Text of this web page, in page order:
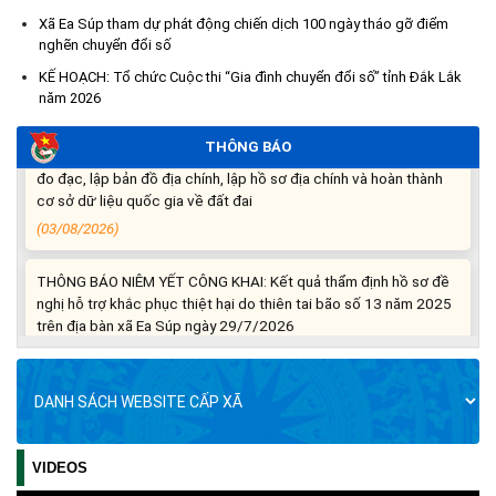
Xã Ea Súp tham dự phát động chiến dịch 100 ngày tháo gỡ điểm
nghẽn chuyển đổi số
KẾ HOẠCH: Tổ chức Cuộc thi “Gia đình chuyển đổi số” tỉnh Đắk Lắk
năm 2026
THÔNG BÁO
Thông báo nghiêm cấm sử dụng đất với khu vực Quy hoạch
cấp đất sản xuất cho các hộ nghèo, cận nghèo thiếu đất sản
xuất trên địa bàn xã.
(06/08/2026)
THÔNG BÁO: Cảnh báo thủ đoạn lừa đảo thông qua công tác
đo đạc, lập bản đồ địa chính, lập hồ sơ địa chính và hoàn thành
cơ sở dữ liệu quốc gia về đất đai
THÔNG BÁO NIÊM YẾT CÔNG KHAI: Kết quả thẩm định hồ sơ đề
nghị hỗ trợ khắc phục thiệt hại do thiên tai bão số 13 năm 2025
trên địa bàn xã Ea Súp ngày 29/7/2026
THÔNG BÁO: Về việc tổ chức khám sức khỏe định kỳ, khám
sàng lọc cho Nhân dân năm 2026
(30/07/2026)
VIDEOS
BẢN TIN TỔNG HỢP TUẦN SỐ 5, THÁNG 7